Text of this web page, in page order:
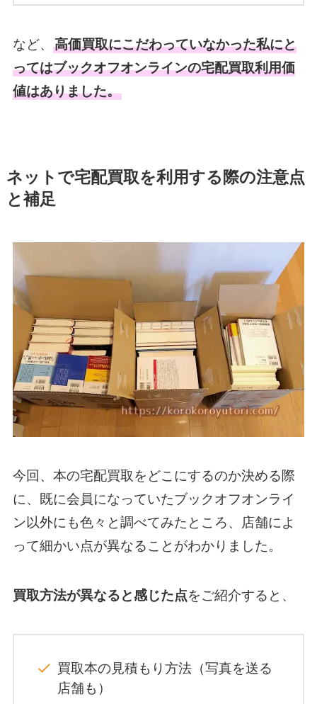
など、 高価買取にこだわっていなかった私にと
ってはブックオフオンラインの宅配買取利用価
値はありました。
ネットで宅配買取を利用する際の注意点
と補足
今回、本の宅配買取をどこにするのか決める際
に、既に会員になっていたブックオフオンライ
ン以外にも色々と調べてみたところ、店舗によ
って細かい点が異なることがわかりました。
買取方法が異なると感じた点をご紹介すると、
買取本の見積もり方法（写真を送る
店舗も）